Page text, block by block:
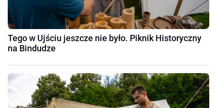
Tego w Ujściu jeszcze nie było. Piknik Historyczny
na Bindudze